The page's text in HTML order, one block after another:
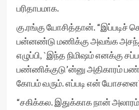
பரிதாபமாக.
கு.ரங்கு யோசித்தான். “இப்படிச்
பன்னண்டு மணிக்கு அவங்க
எழுப்பி, `இந்த நிமிஷம் எனக்கு
பண்ணிக்குடு’ன்னு அதிகாரம்
கோபம் வரும். எப்படி என்
“சகிக்கல. இதுக்காக நான்